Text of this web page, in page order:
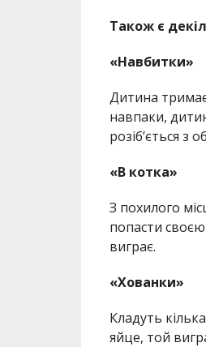
Також є
«Навбитки»
Дитина
навпаки,
розіб’ється з
«В котка»
З похилого
попасти
виграє.
«Хованки»
Кладуть
яйце, той